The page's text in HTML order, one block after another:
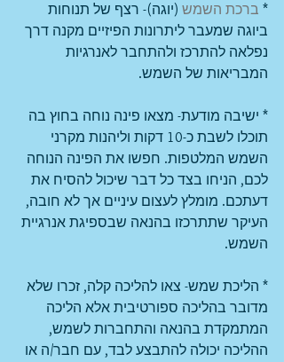
* ברכת השמש (יוגה)- רצף של תנוחות
ביוגה שמעבר ליתרונות הפיזיים מקנה דרך
נפלאה להתרכז ולהתחבר לאנרגיות
המבריאות של השמש.
* ישיבה מודעת- מצאו פינה נוחה בחוץ בה
תוכלו לשבת כ-10 דקות וליהנות מקרני
השמש המלטפות. חפשו את הפינה הנוחה
לכם, הניחו בצד כל דבר שיכול להסיח את
דעתכם. מומלץ לעצום עיניים אך לא חובה,
העיקר שתתרכזו בהנאה שבספיגת אנרגיית
השמש.
* הליכת שמש- צאו להליכה קלה, זכרו שלא
מדובר בהליכה ספורטיבית אלא הליכה
המתמקדת בהנאה והתחברות לשמש,
ההליכה יכולה להתבצע לבד, עם חבר/ה או